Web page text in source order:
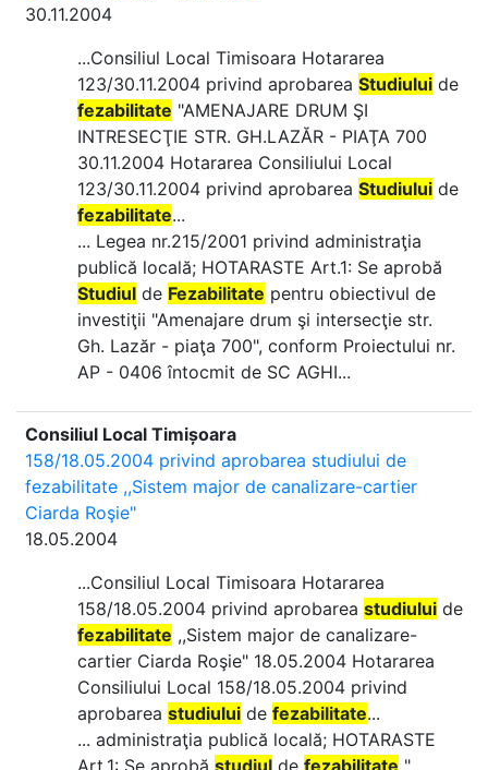
30.11.2004
...Consiliul Local Timisoara Hotararea
123/30.11.2004 privind aprobarea Studiului de
fezabilitate "AMENAJARE DRUM ŞI
INTRESECŢIE STR. GH.LAZĂR - PIAŢA 700
30.11.2004 Hotararea Consiliului Local
123/30.11.2004 privind aprobarea Studiului de
fezabilitate...
... Legea nr.215/2001 privind administraţia
publică locală; HOTARASTE Art.1: Se aprobă
Studiul de Fezabilitate pentru obiectivul de
investiţii "Amenajare drum şi intersecţie str.
Gh. Lazăr - piaţa 700", conform Proiectului nr.
AP - 0406 întocmit de SC AGHI...
Consiliul Local Timișoara
158/18.05.2004 privind aprobarea studiului de
fezabilitate ,,Sistem major de canalizare-cartier
Ciarda Roşie"
18.05.2004
...Consiliul Local Timisoara Hotararea
158/18.05.2004 privind aprobarea studiului de
fezabilitate ,,Sistem major de canalizare-
cartier Ciarda Roşie" 18.05.2004 Hotararea
Consiliului Local 158/18.05.2004 privind
aprobarea studiului de fezabilitate...
... administraţia publică locală; HOTARASTE
Art.1: Se aprobă studiul de fezabilitate "